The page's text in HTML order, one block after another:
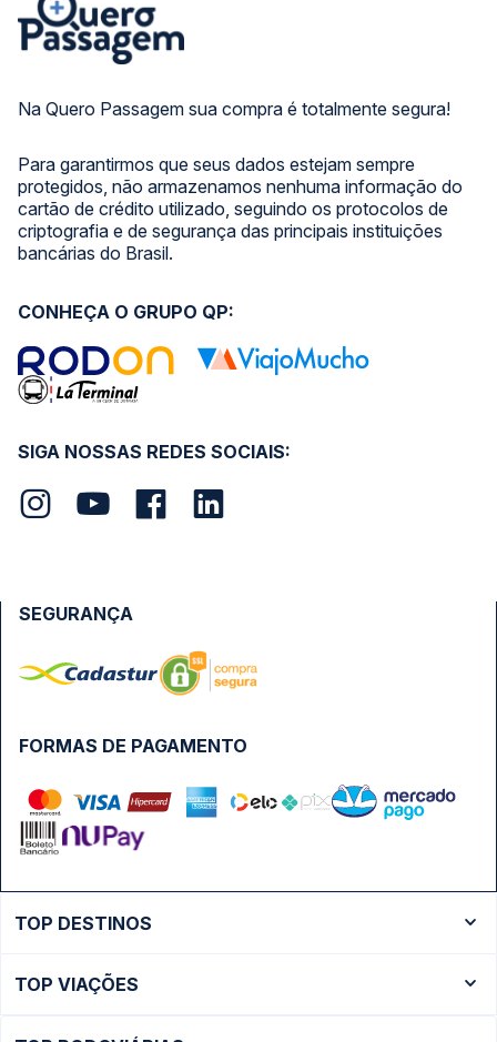
Na Quero Passagem sua compra é totalmente segura!
Para garantirmos que seus dados estejam sempre
protegidos, não armazenamos nenhuma informação do
cartão de crédito utilizado, seguindo os protocolos de
criptografia e de segurança das principais instituições
bancárias do Brasil.
SIGA NOSSAS REDES SOCIAIS:
CONHEÇA O GRUPO QP:
FORMAS DE PAGAMENTO
SEGURANÇA
TOP DESTINOS
Ônibus São Paulo
TOP VIAÇÕES